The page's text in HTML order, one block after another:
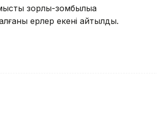
зорлық-зомбылыққа
ерлер екені айтылды.